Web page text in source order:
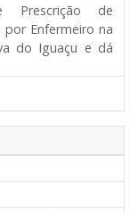
de
por Enfermeiro na
do Iguaçu e dá